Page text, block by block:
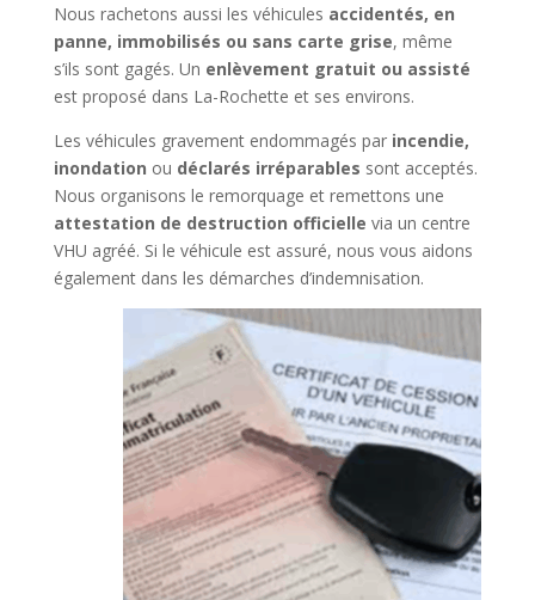
Nous rachetons aussi les véhicules accidentés, en
panne, immobilisés ou sans carte grise, même
s’ils sont gagés. Un enlèvement gratuit ou assisté
est proposé dans La-Rochette et ses environs.
Les véhicules gravement endommagés par incendie,
inondation ou déclarés irréparables sont acceptés.
Nous organisons le remorquage et remettons une
attestation de destruction officielle via un centre
VHU agréé. Si le véhicule est assuré, nous vous aidons
également dans les démarches d’indemnisation.